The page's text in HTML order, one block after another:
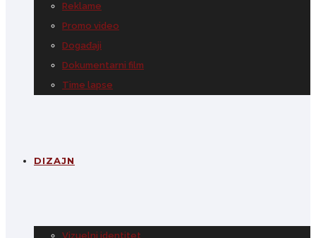
Reklame
Promo video
Događaji
Dokumentarni film
Time lapse
DIZAJN
Vizuelni identitet